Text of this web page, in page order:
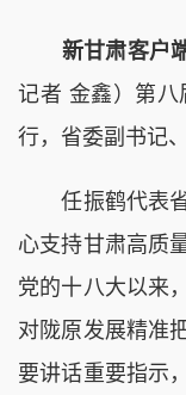
新甘肃客户端
记者 金鑫）第八
行，省委副书记
任振鹤代表省
心支持甘肃高质
党的十八大以来
对陇原发展精准
要讲话重要指示